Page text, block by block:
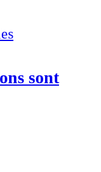
sont